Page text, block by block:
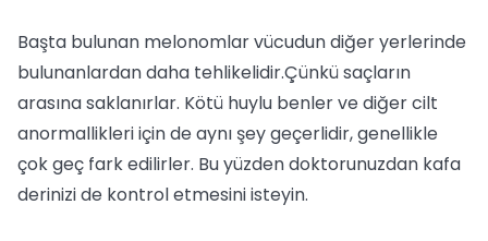
Başta bulunan melonomlar vücudun diğer yerlerinde
bulunanlardan daha tehlikelidir.Çünkü saçların
arasına saklanırlar. Kötü huylu benler ve diğer cilt
anormallikleri için de aynı şey geçerlidir, genellikle
çok geç fark edilirler. Bu yüzden doktorunuzdan kafa
derinizi de kontrol etmesini isteyin.